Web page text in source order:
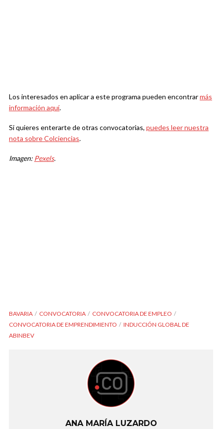
Los interesados en aplicar a este programa pueden encontrarmás
información aquí.
Si quieres enterarte de otras convocatorias, puedes leer nuestra
nota sobre Colciencias.
Imagen: Pexels.
BAVARIA CONVOCATORIA
CONVOCATORIA DE EMPLEO
CONVOCATORIA DE EMPRENDIMIENTO
INDUCCIÓN GLOBAL DE
ABINBEV
ANA MARÍA LUZARDO